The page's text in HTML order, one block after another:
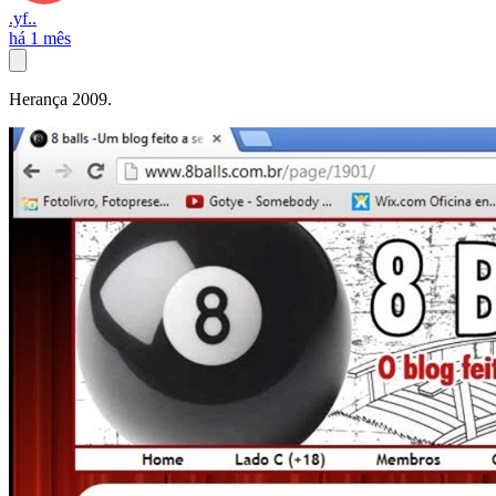
.yf..
há 1 mês
Herança 2009.